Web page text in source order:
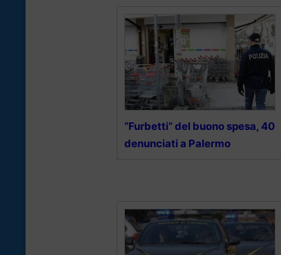
“Furbetti” del buono spesa, 40
denunciati a Palermo